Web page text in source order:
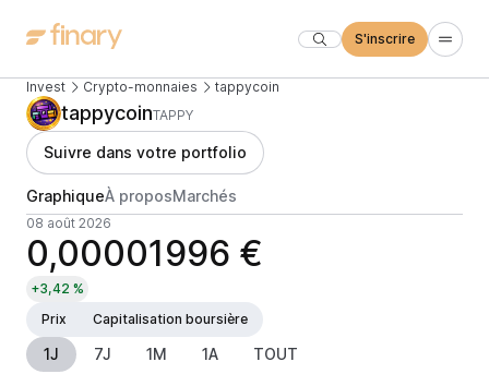
S'inscrire
Invest Crypto-monnaies tappycoin
tappycoinTAPPY
Suivre dans votre portfolio
GraphiqueÀ proposMarchés
08 août 2026
0,00001996 €
+3,42 %
Prix
Capitalisation boursière
1J 7J 1M 1A TOUT